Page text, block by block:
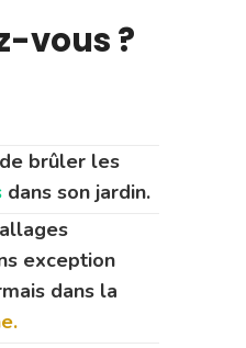
vous ?
brûler les
dans son jardin.
exception
dans la